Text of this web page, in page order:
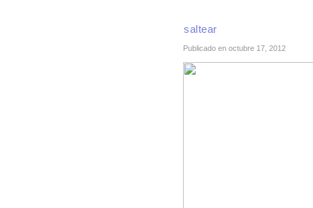
saltear
Publicado en octubre 17, 2012